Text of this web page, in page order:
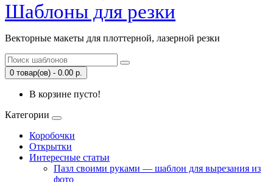
Шаблоны для резки
Векторные макеты для плоттерной, лазерной резки
0 товар(ов) - 0.00 р.
В корзине пусто!
Категории
Коробочки
Открытки
Интересные статьи
Пазл своими руками — шаблон для вырезания из
фото